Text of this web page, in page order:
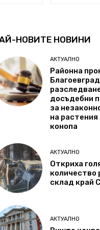
НОВИТЕ НОВИНИ
АКТУАЛНО
Районна
досъдебни
за
на
конопа
АКТУАЛНО
Откриха
количество
склад край
АКТУАЛНО